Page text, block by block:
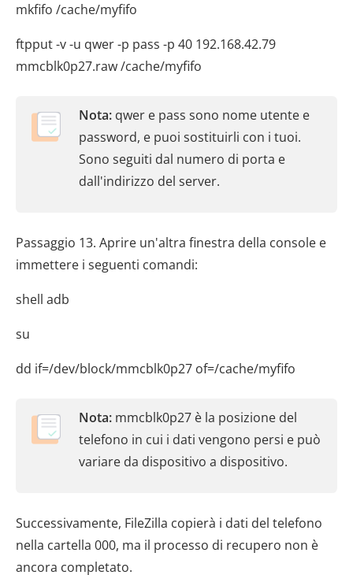
mkfifo /cache/myfifo
ftpput -v -u qwer -p pass -p 40 192.168.42.79
mmcblk0p27.raw /cache/myfifo
Nota: qwer e pass sono nome utente e
password, e puoi sostituirli con i tuoi.
Sono seguiti dal numero di porta e
dall'indirizzo del server.
Passaggio 13. Aprire un'altra finestra della console e
immettere i seguenti comandi:
shell adb
su
dd if=/dev/block/mmcblk0p27 of=/cache/myfifo
Nota: mmcblk0p27 è la posizione del
telefono in cui i dati vengono persi e può
variare da dispositivo a dispositivo.
Successivamente, FileZilla copierà i dati del telefono
nella cartella 000, ma il processo di recupero non è
ancora completato.